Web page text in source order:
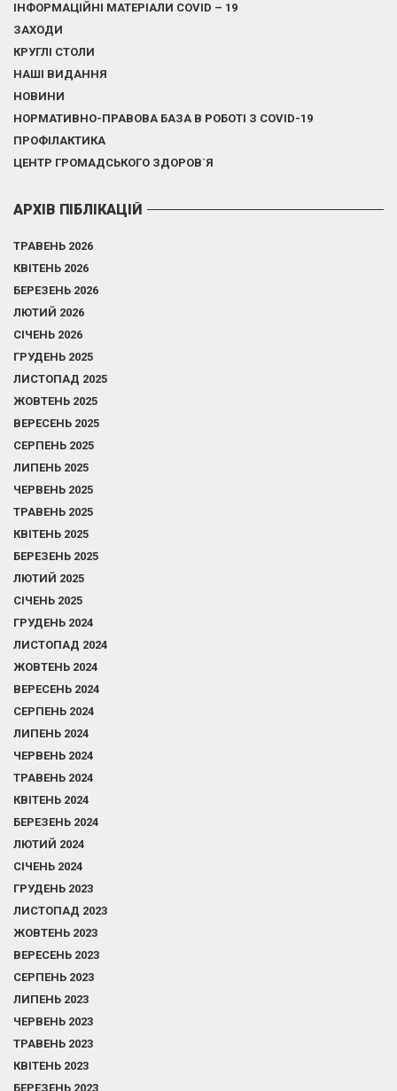
ІНФОРМАЦІЙНІ МАТЕРІАЛИ COVID – 19
ЗАХОДИ
КРУГЛІ СТОЛИ
НАШІ ВИДАННЯ
НОВИНИ
НОРМАТИВНО-ПРАВОВА БАЗА В РОБОТІ З COVID-19
ПРОФІЛАКТИКА
ЦЕНТР ГРОМАДСЬКОГО ЗДОРОВ`Я
АРХІВ ПІБЛІКАЦІЙ
ТРАВЕНЬ 2026
КВІТЕНЬ 2026
БЕРЕЗЕНЬ 2026
ЛЮТИЙ 2026
СІЧЕНЬ 2026
ГРУДЕНЬ 2025
ЛИСТОПАД 2025
ЖОВТЕНЬ 2025
ВЕРЕСЕНЬ 2025
СЕРПЕНЬ 2025
ЛИПЕНЬ 2025
ЧЕРВЕНЬ 2025
ТРАВЕНЬ 2025
КВІТЕНЬ 2025
БЕРЕЗЕНЬ 2025
ЛЮТИЙ 2025
СІЧЕНЬ 2025
ГРУДЕНЬ 2024
ЛИСТОПАД 2024
ЖОВТЕНЬ 2024
ВЕРЕСЕНЬ 2024
СЕРПЕНЬ 2024
ЛИПЕНЬ 2024
ЧЕРВЕНЬ 2024
ТРАВЕНЬ 2024
КВІТЕНЬ 2024
БЕРЕЗЕНЬ 2024
ЛЮТИЙ 2024
СІЧЕНЬ 2024
ГРУДЕНЬ 2023
ЛИСТОПАД 2023
ЖОВТЕНЬ 2023
ВЕРЕСЕНЬ 2023
СЕРПЕНЬ 2023
ЛИПЕНЬ 2023
ЧЕРВЕНЬ 2023
ТРАВЕНЬ 2023
КВІТЕНЬ 2023
БЕРЕЗЕНЬ 2023